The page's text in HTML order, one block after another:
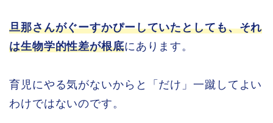
旦那さんがぐーすかぴーしていたとしても、それ
は生物学的性差が根底にあります。
育児にやる気がないからと「だけ」一蹴してよい
わけではないのです。